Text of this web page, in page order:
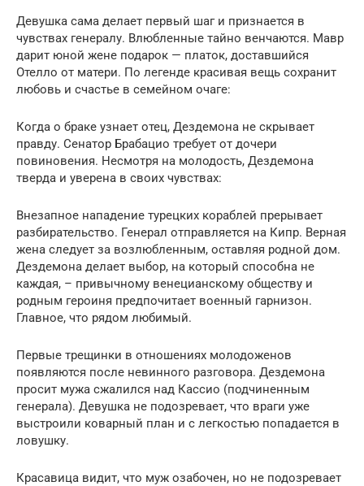
Девушка сама делает первый шаг и признается в
чувствах генералу. Влюбленные тайно венчаются. Мавр
дарит юной жене подарок — платок, доставшийся
Отелло от матери. По легенде красивая вещь сохранит
любовь и счастье в семейном очаге:
Когда о браке узнает отец, Дездемона не скрывает
правду. Сенатор Брабацио требует от дочери
повиновения. Несмотря на молодость, Дездемона
тверда и уверена в своих чувствах:
Внезапное нападение турецких кораблей прерывает
разбирательство. Генерал отправляется на Кипр. Верная
жена следует за возлюбленным, оставляя родной дом.
Дездемона делает выбор, на который способна не
каждая, – привычному венецианскому обществу и
родным героиня предпочитает военный гарнизон.
Главное, что рядом любимый.
Первые трещинки в отношениях молодоженов
появляются после невинного разговора. Дездемона
просит мужа сжалился над Кассио (подчиненным
генерала). Девушка не подозревает, что враги уже
выстроили коварный план и с легкостью попадается в
ловушку.
Красавица видит, что муж озабочен, но не подозревает